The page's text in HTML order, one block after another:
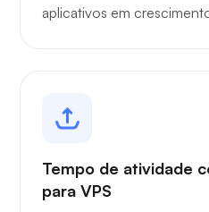
aplicativos em
Tempo de atividade
para VPS